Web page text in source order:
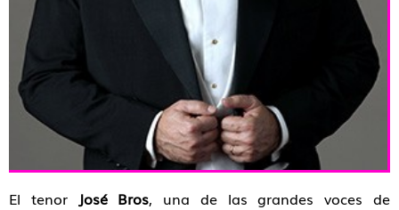
El tenor José Bros, una de las grandes voces de